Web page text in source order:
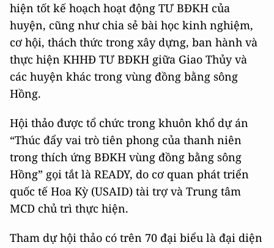
hiện tốt kế hoạch hoạt động TƯ BĐKH của
huyện, cũng như chia sẻ bài học kinh nghiệm,
cơ hội, thách thức trong xây dựng, ban hành và
thực hiện KHHĐ TƯ BĐKH giữa Giao Thủy và
các huyện khác trong vùng đồng bằng sông
Hồng.
Hội thảo được tổ chức trong khuôn khổ dự án
“Thúc đẩy vai trò tiên phong của thanh niên
trong thích ứng BĐKH vùng đồng bằng sông
Hồng” gọi tắt là READY, do cơ quan phát triển
quốc tế Hoa Kỳ (USAID) tài trợ và Trung tâm
MCD chủ trì thực hiện.
Tham dự hội thảo có trên 70 đại biểu là đại diện